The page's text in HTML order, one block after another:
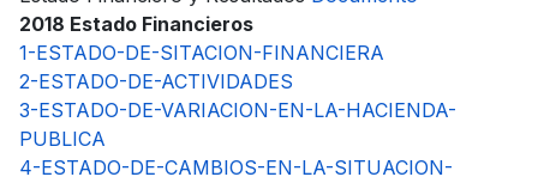
2018 Estado Financieros
1-ESTADO-DE-SITACION-FINANCIERA
2-ESTADO-DE-ACTIVIDADES
3-ESTADO-DE-VARIACION-EN-LA-HACIENDA-
PUBLICA
4-ESTADO-DE-CAMBIOS-EN-LA-SITUACION-